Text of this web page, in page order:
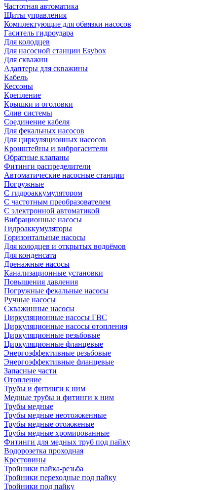
Частотная автоматика
Щиты управления
Комплектующие для обвязки насосов
Гаситель гидроудара
Для колодцев
Для насосной станции Esybox
Для скважин
Адаптеры для скважины
Кабель
Кессоны
Крепление
Крышки и оголовки
Слив системы
Соединение кабеля
Для фекальных насосов
Для циркуляционных насосов
Кронштейны и виброгасители
Обратные клапаны
Фитинги распределители
Автоматические насосные станции
Погружные
С гидроаккумулятором
С частотным преобразователем
С электронной автоматикой
Вибрационные насосы
Гидроаккумуляторы
Горизонтальные насосы
Для колодцев и открытых водоёмов
Для конденсата
Дренажные насосы
Канализационные установки
Повышения давления
Погружные фекальные насосы
Ручные насосы
Скважинные насосы
Циркуляционные насосы ГВС
Циркуляционные насосы отопления
Циркуляционные резьбовые
Циркуляционные фланцевые
Энергоэффективные резьбовые
Энергоэффективные фланцевые
Запасные части
Отопление
Трубы и фитинги к ним
Медные трубы и фитинги к ним
Трубы медные
Трубы медные неотожженные
Трубы медные отожженые
Трубы медные хромированные
Фитинги для медных труб под пайку
Водорозетка проходная
Крестовины
Тройники пайка-резьба
Тройники переходные под пайку
Тройники под пайку